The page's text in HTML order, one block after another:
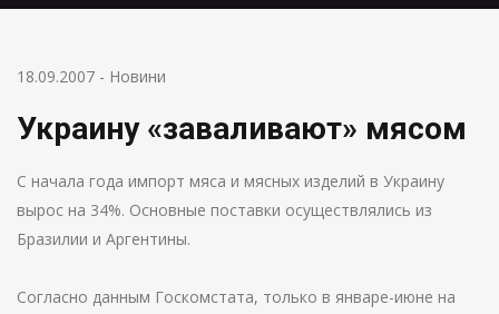
18.09.2007 - Новини
Украину «заваливают» мясом
С начала года импорт мяса и мясных изделий в Украину
вырос на 34%. Основные поставки осуществлялись из
Бразилии и Аргентины.
Согласно данным Госкомстата, только в январе-июне на